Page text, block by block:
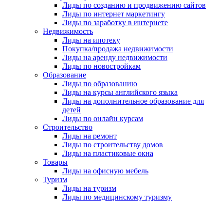
Лиды по созданию и продвижению сайтов
Лиды по интернет маркетингу
Лиды по заработку в интернете
Недвижимость
Лиды на ипотеку
Покупка/продажа недвижимости
Лиды на аренду недвижимости
Лиды по новостройкам
Образование
Лиды по образованию
Лиды на курсы английского языка
Лиды на дополнительное образование для
детей
Лиды по онлайн курсам
Строительство
Лиды на ремонт
Лиды по строительству домов
Лиды на пластиковые окна
Товары
Лиды на офисную мебель
Туризм
Лиды на туризм
Лиды по медицинскому туризму